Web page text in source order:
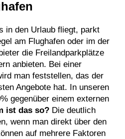
in den Urlaub fliegt, parkt
am Flughafen oder im der
die Freilandparkplätze
anbieten. Bei einer
man feststellen, das der
Angebote hat. In unseren
gegenüber einem externen
ist das so? Die deutlich
wenn man direkt über den
auf mehrere Faktoren